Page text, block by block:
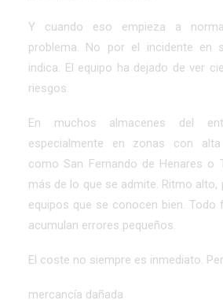
Y cuando eso empieza a
problema. No por el incidente en
indica. El equipo ha dejado de ver
riesgos.
En muchos almacenes del
especialmente en zonas con
como San Fernando de Henares o
más de lo que se admite. Ritmo alto,
equipos que se conocen bien. Todo
acumulan errores pequeños.
El coste no siempre es inmediato.
mercancía dañada